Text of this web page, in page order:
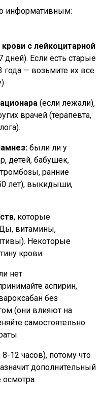
информативным:
с лейкоцитарной
дней). Если есть старые
года — возьмите их все
(если лежали),
врачей (терапевта,
были ли у
детей, бабушек,
ранние
лет), выкидыши,
, которые
витамины,
Некоторые
крови.
нет
аспирин,
без
(они влияют на
самостоятельно
8-12 часов), потому что
дополнительный
осмотра.